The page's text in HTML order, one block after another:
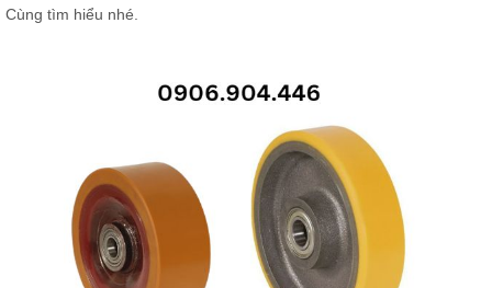
Cùng tìm hiểu nhé.